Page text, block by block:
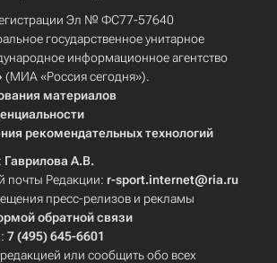
Эл № ФС77-57640
государственное унитарное
информационное агентство
(МИА «Россия сегодня»).
материалов
рекомендательных технологий
Гаврилова А.В.
почты Редакции: r-sport.internet@ria.ru
пресс-релизов и рекламы
обратной связи
7 (495) 645-6601
или сообщить обо всех